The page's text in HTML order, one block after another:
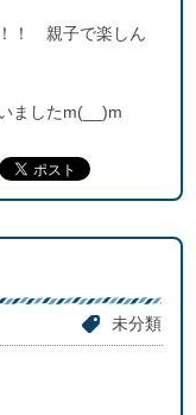
！ 親子で楽しん
ましたm(__)m
未分類